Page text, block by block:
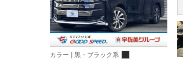
カラー | 黒・ブラック系